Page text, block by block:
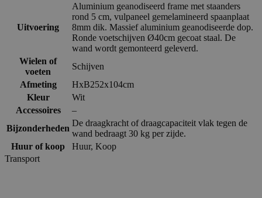
Uitvoering
Aluminium geanodiseerd frame met staanders
rond 5 cm, vulpaneel gemelamineerd spaanplaat
8mm dik. Massief aluminium geanodiseerde dop.
Ronde voetschijven Ø40cm gecoat staal. De
wand wordt gemonteerd geleverd.
Wielen of
voeten
Schijven
Afmeting
HxB252x104cm
Kleur
Wit
Accessoires
–
Bijzonderheden
De draagkracht of draagcapaciteit vlak tegen de
wand bedraagt 30 kg per zijde.
Huur of koop
Huur, Koop
Transport